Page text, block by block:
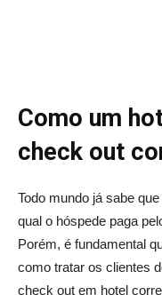
Como um
check out
Todo mundo já sabe que
qual o hóspede paga
Porém, é fundamental
como tratar os clientes
check out em hotel